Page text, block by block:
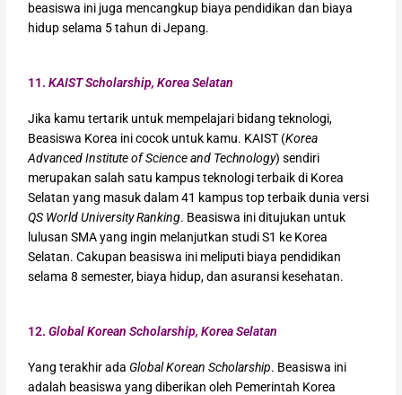
beasiswa ini juga mencangkup biaya pendidikan dan biaya
hidup selama 5 tahun di Jepang.
11.KAIST Scholarship, Korea Selatan
Jika kamu tertarik untuk mempelajari bidang teknologi,
Beasiswa Korea ini cocok untuk kamu. KAIST (Korea
Advanced Institute of Science and Technology) sendiri
merupakan salah satu kampus teknologi terbaik di Korea
Selatan yang masuk dalam 41 kampus top terbaik dunia versi
QS World University Ranking. Beasiswa ini ditujukan untuk
lulusan SMA yang ingin melanjutkan studi S1 ke Korea
Selatan. Cakupan beasiswa ini meliputi biaya pendidikan
selama 8 semester, biaya hidup, dan asuransi kesehatan.
12.Global Korean Scholarship, Korea Selatan
Yang terakhir ada Global Korean Scholarship. Beasiswa ini
adalah beasiswa yang diberikan oleh Pemerintah Korea